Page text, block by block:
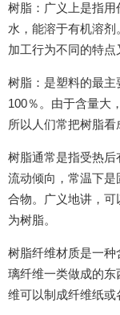
树脂：广义上是指
水，能溶于有机溶
加工行为不同的特点
树脂：是塑料的最主
100％。由于含量大
所以人们常把树脂看
树脂通常是指受热
流动倾向，常温下
合物。广义地讲，
为树脂。
树脂纤维材质是一
璃纤维一类做成的
维可以制成纤维纸或